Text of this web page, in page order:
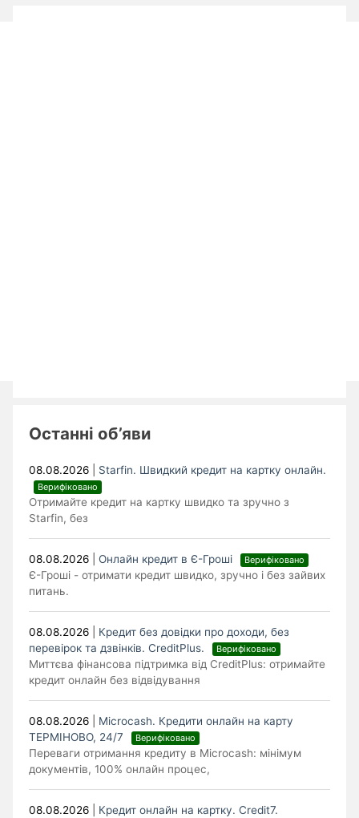
Останні об’яви
08.08.2026 Starfin. Швидкий кредит на картку онлайн.
Верифіковано
Отримайте кредит на картку швидко та зручно з
Starfin, без
08.08.2026 |Онлайн кредит в Є-Гроші Верифіковано
Є-Гроші - отримати кредит швидко, зручно і без зайвих
питань.
08.08.2026
Кредит без довідки про доходи, без
перевірок та дзвінків. CreditPlus.
Верифіковано
Миттєва фінансова підтримка від CreditPlus: отримайте
кредит онлайн без відвідування
08.08.2026
Microcash. Кредити онлайн на карту
ТЕРМІНОВО, 24/7
Верифіковано
Переваги отримання кредиту в Microcash: мінімум
документів, 100% онлайн процес,
08.08.2026 Кредит онлайн на картку. Credit7.